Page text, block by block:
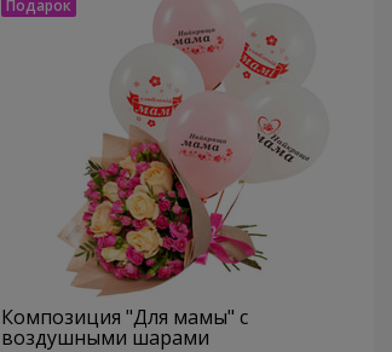
Композиция "Для мамы" с
воздушными шарами